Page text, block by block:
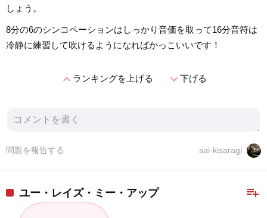
しょう。
8分の6のシンコペーションはしっかり音価を取って16分音符は
冷静に練習して吹けるようになればかっこいいです！
expand_lessランキングを上げる expand_more下げる
sai-kisaragi
問題を報告する
playlist_add
ユー・レイズ・ミー・アップ